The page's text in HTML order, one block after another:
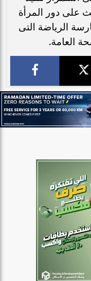
على دور المرأة
الرياضة التى
العامة.